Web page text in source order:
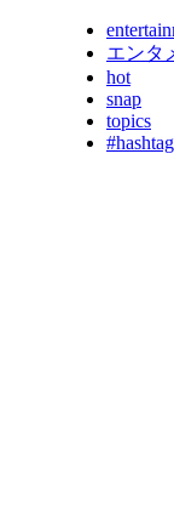
エンタ
hot
snap
topics
#hashtag